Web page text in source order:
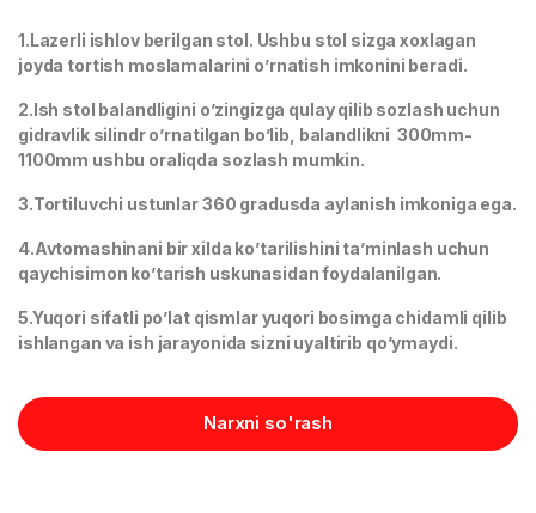
1.Lazerli ishlov berilgan stol. Ushbu stol sizga xoxlagan
joyda tortish moslamalarini o’rnatish imkonini beradi.
2.Ish stol balandligini o’zingizga qulay qilib sozlash uchun
gidravlik silindr o’rnatilgan bo’lib, balandlikni 300mm-
1100mm ushbu oraliqda sozlash mumkin.
3.Tortiluvchi ustunlar 360 gradusda aylanish imkoniga ega.
4.Avtomashinani bir xilda ko’tarilishini ta’minlash uchun
qaychisimon ko’tarish uskunasidan foydalanilgan.
5.Yuqori sifatli po’lat qismlar yuqori bosimga chidamli qilib
ishlangan va ish jarayonida sizni uyaltirib qo’ymaydi.
Narxni so'rash